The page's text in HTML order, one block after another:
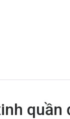
quần